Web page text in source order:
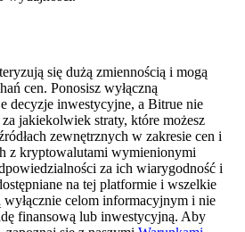
Users
Win 500,000 USDT
Carnival
się dużą zmiennością i mogą
cen. Ponosisz wyłączną
decyzje inwestycyjne, a Bitrue nie
jakiekolwiek straty, które możesz
zewnętrznych w zakresie cen i
z kryptowalutami wymienionymi
za ich wiarygodność i
na tej platformie i wszelkie
wyłącznie celom informacyjnym i nie
finansową lub inwestycyjną. Aby